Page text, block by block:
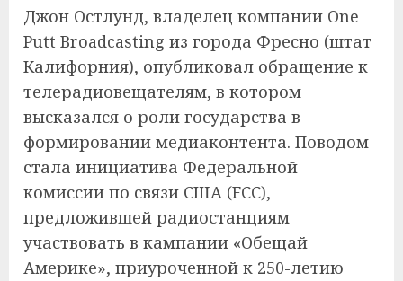
Джон Остлунд, владелец компании One
Putt Broadcasting из города Фресно (штат
Калифорния), опубликовал обращение к
телерадиовещателям, в котором
высказался о роли государства в
формировании медиаконтента. Поводом
стала инициатива Федеральной
комиссии по связи США (FCC),
предложившей радиостанциям
участвовать в кампании «Обещай
Америке», приуроченной к 250-летию